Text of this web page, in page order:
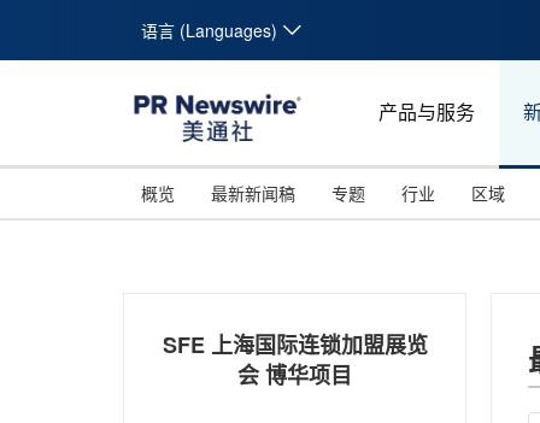
语言 (Languages)
产品与服务
概览 最新新闻稿 专题 行业 区域
SFE 上海国际连锁加盟展览
会 博华项目